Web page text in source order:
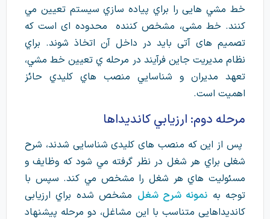
خط مشي هايی را براي پياده سازي سيستم تعيين مي
كنند. خط مشی، مشخص كننده محدوده ای است كه
تصميم های آتی بايد در داخل آن اتخاذ شوند. براي
نظام مديريت جاین فرآیند در مرحله ي تعيين خط مشي،
تعهد مديران و شناسايي منصب هاي كليدي حائز
اهميت است.
مرحله دوم: ارزيابي كانديداها
پس از اين كه منصب های كليدی شناسايی شدند، شرح
شغلی براي هر شغل در نظر گرفته مي شود كه وظايف و
مسئوليت هاي هر شغل را مشخص مي كند. سپس با
توجه به نمونه شرح شغل مشخص شده براي ارزيابی
كانديداهايی متناسب با اين مشاغل، دو مرحله پيشنهاد